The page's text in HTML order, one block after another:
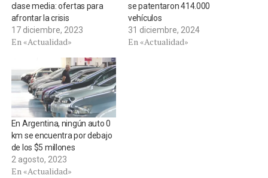
clase media: ofertas para
afrontar la crisis
17 diciembre, 2023
En «Actualidad»
se patentaron 414.000
vehículos
31 diciembre, 2024
En «Actualidad»
En Argentina, ningún auto 0
km se encuentra por debajo
de los $5 millones
2 agosto, 2023
En «Actualidad»